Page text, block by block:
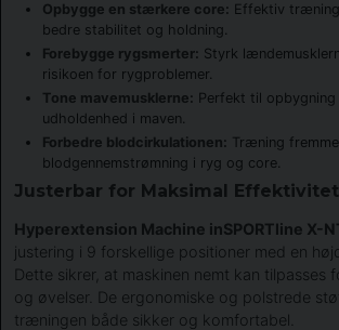
Opbygge en stærkere core: Effektiv
bedre stabilitet og holdning.
Forebygge rygsmerter: Styrk
risikoen for rygproblemer.
Tone mavemusklerne: Perfekt til
udholdenhed i maven.
Forbedre blodcirkulationen: Træning
blodgennemstrømning i ryg og core.
Justerbar for Maksimal Effektivitet
Hyperextension Machine inSPORTline X-
justering i 9 forskellige positioner med en
Dette sikrer, at maskinen nemt kan tilpasses
og øvelser. De ergonomiske og polstrede
træningen både sikker og komfortabel.